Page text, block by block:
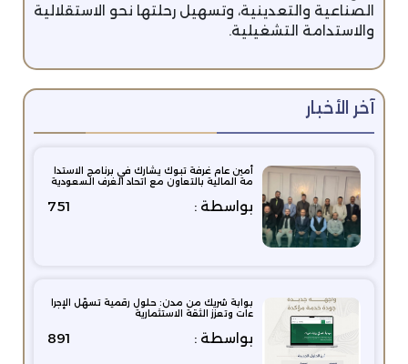
الصناعية والتعدينية، وتسهيل رحلتها نحو الاستقلالية
والاستدامة التشغيلية.
آخر الأخبار
أمين عام غرفة تبوك يشارك في برنامج الاستدا
مة المالية بالتعاون مع اتحاد الغرف السعودية
بواسطة : 751
بوابة شريك من مدن: حلول رقمية تسهّل الإجرا
ءات وتعزز الثقة الاستثمارية
بواسطة : 891